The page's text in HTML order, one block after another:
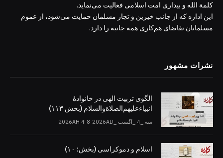
کلمة الله و بیداری امت اسلامی فعالیت می‌نماید.
این اداره که از جانب خیرین و تجار مسلمان حمایت می‌شود، از عموم
مسلمانان تقاضای هم‌کاری همه جانبه را دارد.
نشرات مشهور
الگوی تربیت الهی در خانوادۀ
انبیاءعلیهم‌الصلاةو‌السلام (بخش ۱۱۳)
سه _4 _آگست _2026AH 4-8-2026AD
اسلام و دموکراسی (بخش: ۱۰)